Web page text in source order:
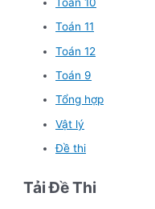
Toán 11
Toán 12
Toán 9
Tổng hợp
Vật lý
Đề thi
Tải Đề Thi